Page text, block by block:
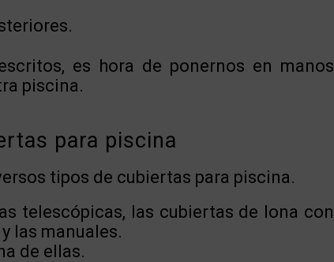
es hora de ponernos en manos
piscina.
para piscina
tipos de cubiertas para piscina.
telescópicas, las cubiertas de lona con
las manuales.
de ellas.